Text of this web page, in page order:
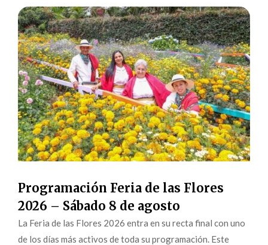
Programación Feria de las Flores
2026 – Sábado 8 de agosto
La Feria de las Flores 2026 entra en su recta final con uno
de los días más activos de toda su programación. Este